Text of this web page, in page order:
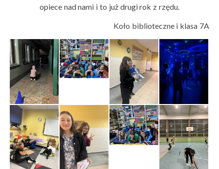
opiece nad nami i to już drugi rok z rzędu.
Koło biblioteczne i klasa 7A